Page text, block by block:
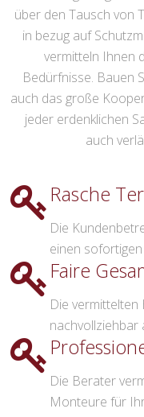
über den Tausch von
in bezug auf
vermitteln Ihnen
Bedürfnisse. Bauen
auch das große
jeder erdenklichen
auch
Rasche
Die
einen
Faire
Die
nachvollziehbar
Die Berater
Monteure für